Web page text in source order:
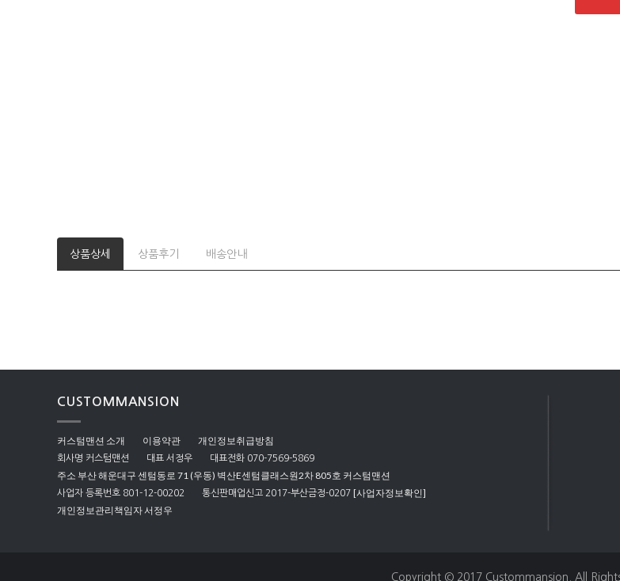
상품상세 상품후기 배송안내
CUSTOMMANSION
커스텀맨션 소개 이용약관 개인정보취급방침
회사명 커스텀맨션 대표 서정우 대표전화 070-7569-5869
주소 부산 해운대구 센텀동로 71 (우동) 벽산E센텀클래스원2차 805호 커스텀맨션
사업자 등록번호 801-12-00202 통신판매업신고 2017-부산금정-0207 [사업자정보확인]
개인정보관리책임자 서정우
Copyright © 2017 Custommansion. All